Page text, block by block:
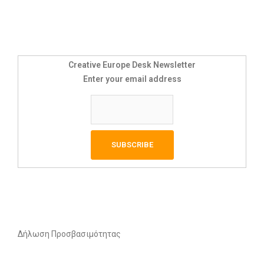
Creative Europe Desk Newsletter
Enter your email address
Δήλωση Προσβασιμότητας